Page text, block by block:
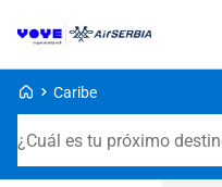
Voye Homepage
Caribe